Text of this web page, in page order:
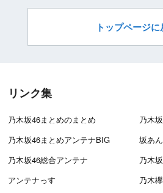
トップページに
リンク集
乃木坂46まとめのまとめ
乃木
乃木坂46まとめアンテナBIG
坂あ
乃木坂46総合アンテナ
乃木
アンテナっす
乃木